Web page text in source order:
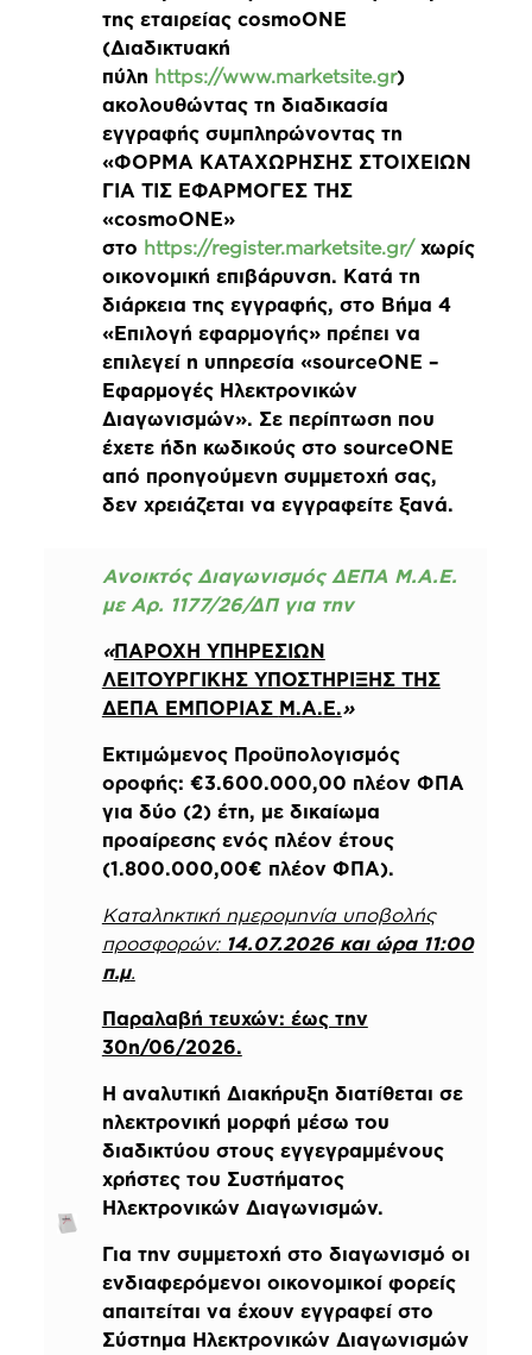
της εταιρείας cosmoONE
(Διαδικτυακή
πύλη https://www.marketsite.gr)
ακολουθώντας τη διαδικασία
εγγραφής συμπληρώνοντας τη
«ΦΟΡΜΑ ΚΑΤΑΧΩΡΗΣΗΣ ΣΤΟΙΧΕΙΩΝ
ΓΙΑ ΤΙΣ ΕΦΑΡΜΟΓΕΣ ΤΗΣ
«cosmoONE»
στο https://register.marketsite.gr/χωρίς
οικονομική επιβάρυνση. Κατά τη
διάρκεια της εγγραφής, στο Βήμα 4
«Επιλογή εφαρμογής» πρέπει να
επιλεγεί η υπηρεσία «sourceONE –
Εφαρμογές Ηλεκτρονικών
Διαγωνισμών». Σε περίπτωση που
έχετε ήδη κωδικούς στο sourceONE
από προηγούμενη συμμετοχή σας,
δεν χρειάζεται να εγγραφείτε ξανά.
Ανοικτός Διαγωνισμός ΔΕΠΑ Μ.Α.Ε.
με Αρ. 1177/26/ΔΠ για την
«ΠΑΡΟΧΗ ΥΠΗΡΕΣΙΩΝ
ΛΕΙΤΟΥΡΓΙΚΗΣ ΥΠΟΣΤΗΡΙΞΗΣ ΤΗΣ
ΔΕΠΑ ΕΜΠΟΡΙΑΣ M.A.E.»
Εκτιμώμενος Προϋπολογισμός
οροφής: €3.600.000,00 πλέον ΦΠΑ
για δύο (2) έτη, με δικαίωμα
προαίρεσης ενός πλέον έτους
(1.800.000,00€ πλέον ΦΠΑ).
Καταληκτική ημερομηνία υποβολής
προσφορών:14.07.2026 και ώρα 11:00
π.μ.
Παραλαβή τευχών: έως την
30η/06/2026.
Η αναλυτική Διακήρυξη διατίθεται σε
ηλεκτρονική μορφή μέσω του
διαδικτύου στους εγγεγραμμένους
χρήστες του Συστήματος
Ηλεκτρονικών Διαγωνισμών.
Για την συμμετοχή στο διαγωνισμό οι
ενδιαφερόμενοι οικονομικοί φορείς
απαιτείται να έχουν εγγραφεί στο
Σύστημα Ηλεκτρονικών Διαγωνισμών